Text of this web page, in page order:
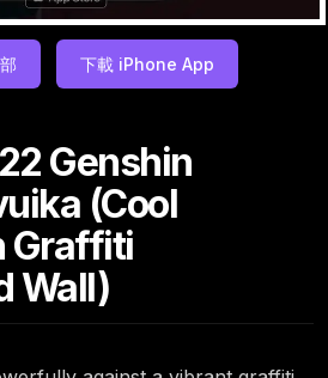
下載 iPhone App
Genshin
(Cool
Graffiti
Wall)